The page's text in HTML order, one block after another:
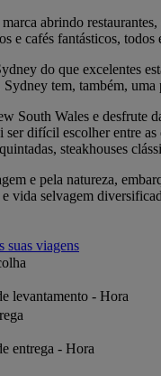
abrindo
e cafés fantásticos,
do que excelentes
tem, também,
South Wales e desfrute
difícil escolher entre
steakhouses
e pela natureza,
vida selvagem
suas viagens
levantamento - Hora
entrega - Hora